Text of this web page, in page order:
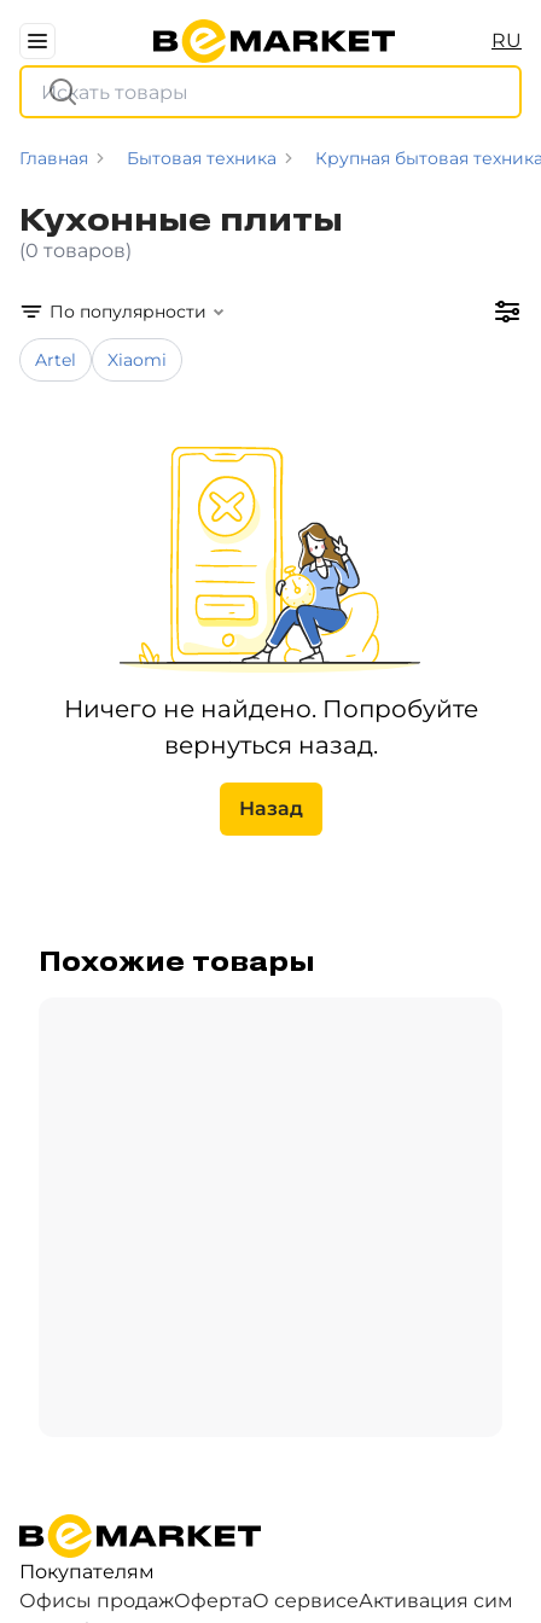
RU
Главная Бытовая техника Крупная бытовая
Кухонные плиты
(0 товаров)
По популярности
Artel Xiaomi
Ничего не найдено. Попробуйте
вернуться назад.
Назад
Похожие товары
Покупателям
Офисы продажОфертаО сервисеАктивация сим